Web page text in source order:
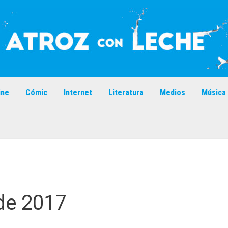
Cómic Internet Literatura Medios Música
2017